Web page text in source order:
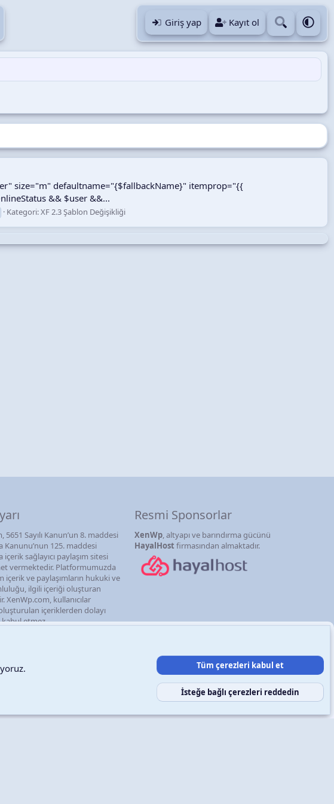
Giriş yap Kayıt ol
size="m" defaultname="{$fallbackName}" itemprop="{{
&& $user &&...
Kategori:XF 2.3 Şablon Değişikliği
5651 Sayılı Kanun’un 8. maddesi
Kanunu’nun 125. maddesi
içerik sağlayıcı paylaşım sitesi
vermektedir. Platformumuzda
içerik ve paylaşımların hukuki ve
ilgili içeriği oluşturan
XenWp.com, kullanıcılar
içeriklerden dolayı
etmez.
Resmi Sponsorlar
XenWp, altyapı ve barındırma gücünü
HayalHost firmasından almaktadır.
Gizlilik politikası Yardım Ana sayfa
Tüm çerezleri kabul et
İsteğe bağlı çerezleri reddedin